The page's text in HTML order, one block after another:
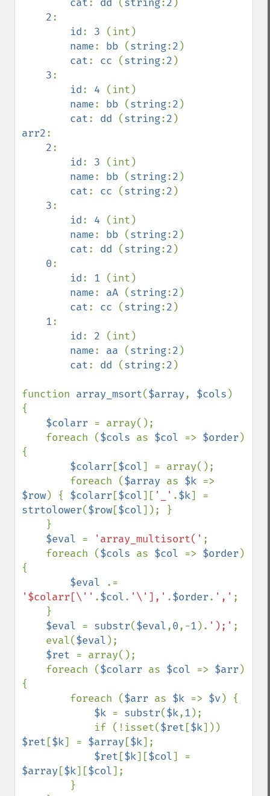
cat: dd ( string:2 )
2:
id: 3 (int)
name: bb (string:2 )
cat: cc (string:2 )
3:
id: 4 (int)
name: bb (string:2 )
cat: dd (string:2
arr2:
2:
id: 3 (int)
name: bb (string:2 )
cat: cc (string:2 )
3:
id: 4 (int)
name: bb (string:2 )
cat: dd (string:2 )
0:
id: 1 (int)
name: aA (string:2 )
cat: cc (string:2 )
1:
id: 2 (int)
name: aa (string:2 )
cat: dd (string:2 )
function array_msort($array, $cols )
{
$colarr = array();
    foreach (
$cols as $col => $order )
{
$colarr [$col] = array();
        foreach (
$array as $k
$row) { $colarr [$col][ '_' .$k
strtolower($row[$col]); }
$eval = 'array_multisort(' ;
    foreach (
$cols as $col => $order )
{
$eval
'$colarr[\'' .$col. '\'],' .$order. ',' ;
$eval = substr($eval,0,-1 ). ');' ;
    eval(
$eval );
$ret = array();
    foreach (
$colarr as $col => $arr )
{
        foreach (
$arr as $k => $v) {
$k = substr($k,1 );
            if (!isset(
$ret [$k
$ret [$k] = $array [$k];
$ret [$k][$col
$array [$k][$col];